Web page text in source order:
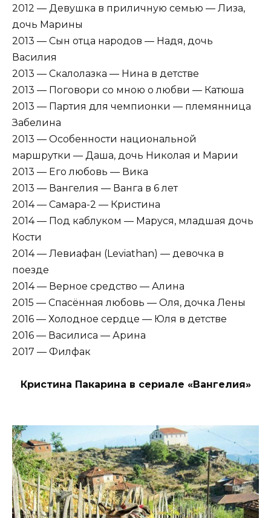
2012 — Девушка в приличную семью — Лиза,
дочь Марины
2013 — Сын отца народов — Надя, дочь
Василия
2013 — Скалолазка — Нина в детстве
2013 — Поговори со мною о любви — Катюша
2013 — Партия для чемпионки — племянница
Забелина
2013 — Особенности национальной
маршрутки — Даша, дочь Николая и Марии
2013 — Его любовь — Вика
2013 — Вангелия — Ванга в 6 лет
2014 — Самара-2 — Кристина
2014 — Под каблуком — Маруся, младшая дочь
Кости
2014 — Левиафан (Leviathan) — девочка в
поезде
2014 — Верное средство — Алина
2015 — Спасённая любовь — Оля, дочка Лены
2016 — Холодное сердце — Юля в детстве
2016 — Василиса — Арина
2017 — Филфак
Кристина Пакарина в сериале «Вангелия»